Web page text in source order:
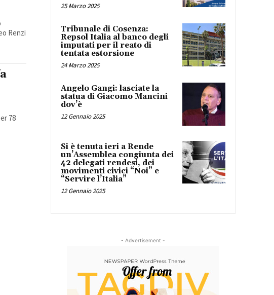
Renzi
78
25 Marzo 2025
Tribunale di Cosenza:
Repsol Italia al banco degli
imputati per il reato di
tentata estorsione
24 Marzo 2025
Angelo Gangi: lasciate la
statua di Giacomo Mancini
dov’è
12 Gennaio 2025
Si è tenuta ieri a Rende
un’Assemblea congiunta dei
42 delegati rendesi, dei
movimenti civici “Noi” e
“Servire l’Italia”
12 Gennaio 2025
- Advertisement -